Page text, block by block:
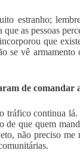
estranho;
as pessoas
que
se vê armamento
de comandar
tráfico continua
que quem
não preciso